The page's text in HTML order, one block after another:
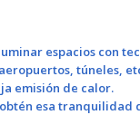
espacios con
túneles,
emisión de calor.
esa tranquilidad